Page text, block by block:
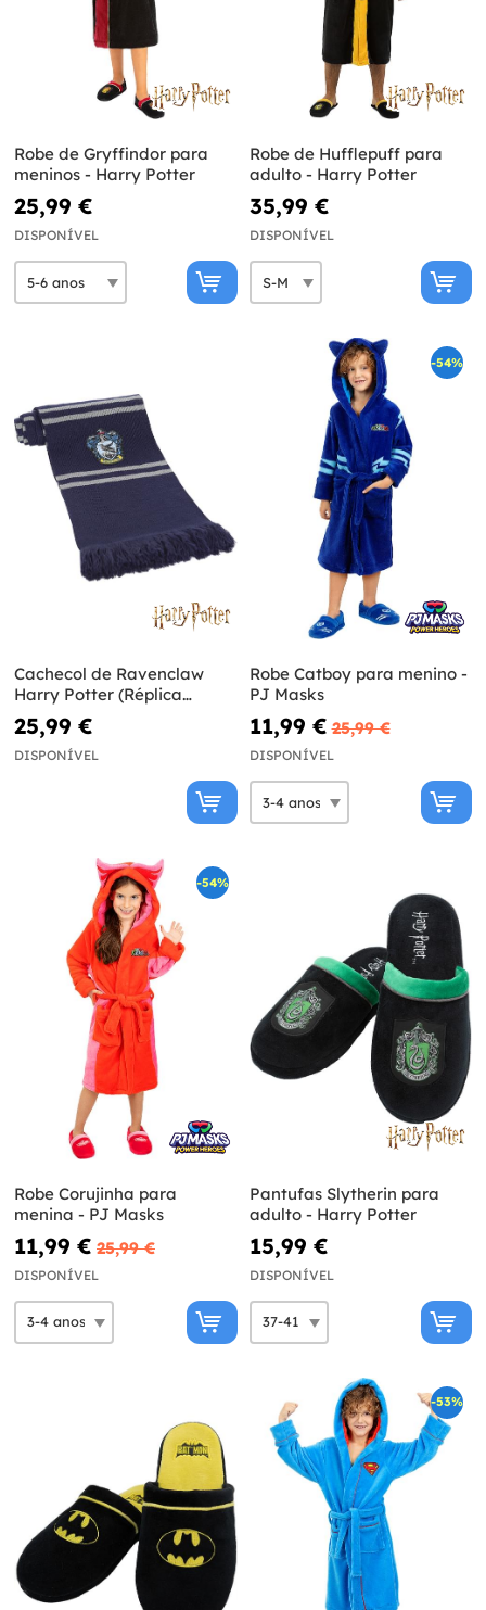
Robe de Gryffindor para
meninos - Harry Potter
25,99 €
DISPONÍVEL
Robe de Hufflepuff para
adulto - Harry Potter
35,99 €
DISPONÍVEL
Cachecol de Ravenclaw
Harry Potter (Réplica
oficial)
25,99 €
DISPONÍVEL
-54%
Robe Catboy para menino -
PJ Masks
11,99 € 25,99 €
DISPONÍVEL
-54%
Robe Corujinha para
menina - PJ Masks
11,99 € 25,99 €
DISPONÍVEL
Pantufas Slytherin para
adulto - Harry Potter
15,99 €
DISPONÍVEL
-53%